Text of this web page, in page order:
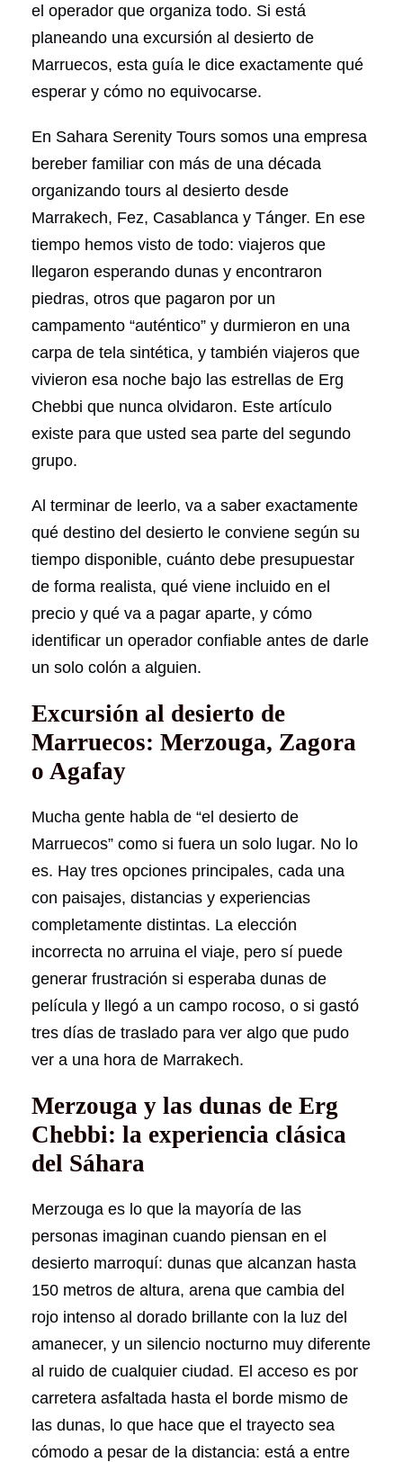
el operador que organiza todo. Si está
planeando una excursión al desierto de
Marruecos, esta guía le dice exactamente qué
esperar y cómo no equivocarse.
En Sahara Serenity Tours somos una empresa
bereber familiar con más de una década
organizando tours al desierto desde
Marrakech, Fez, Casablanca y Tánger. En ese
tiempo hemos visto de todo: viajeros que
llegaron esperando dunas y encontraron
piedras, otros que pagaron por un
campamento “auténtico” y durmieron en una
carpa de tela sintética, y también viajeros que
vivieron esa noche bajo las estrellas de Erg
Chebbi que nunca olvidaron. Este artículo
existe para que usted sea parte del segundo
grupo.
Al terminar de leerlo, va a saber exactamente
qué destino del desierto le conviene según su
tiempo disponible, cuánto debe presupuestar
de forma realista, qué viene incluido en el
precio y qué va a pagar aparte, y cómo
identificar un operador confiable antes de darle
un solo colón a alguien.
Excursión al desierto de
Marruecos: Merzouga, Zagora
o Agafay
Mucha gente habla de “el desierto de
Marruecos” como si fuera un solo lugar. No lo
es. Hay tres opciones principales, cada una
con paisajes, distancias y experiencias
completamente distintas. La elección
incorrecta no arruina el viaje, pero sí puede
generar frustración si esperaba dunas de
película y llegó a un campo rocoso, o si gastó
tres días de traslado para ver algo que pudo
ver a una hora de Marrakech.
Merzouga y las dunas de Erg
Chebbi: la experiencia clásica
del Sáhara
Merzouga es lo que la mayoría de las
personas imaginan cuando piensan en el
desierto marroquí: dunas que alcanzan hasta
150 metros de altura, arena que cambia del
rojo intenso al dorado brillante con la luz del
amanecer, y un silencio nocturno muy diferente
al ruido de cualquier ciudad. El acceso es por
carretera asfaltada hasta el borde mismo de
las dunas, lo que hace que el trayecto sea
cómodo a pesar de la distancia: está a entre